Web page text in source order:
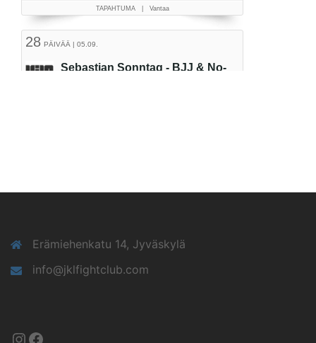
Erämiehenkatu 14, Jyväskylä
info@jklfightclub.com
Instagram Facebook